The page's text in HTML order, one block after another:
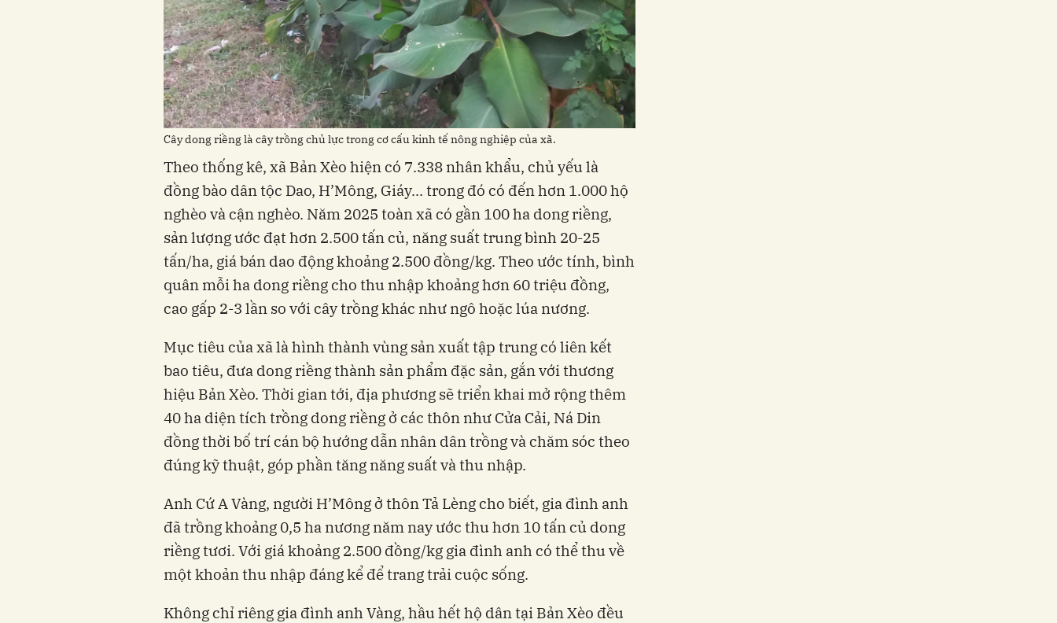
Cây dong riềng là cây trồng chủ lực trong cơ cấu kinh tế nông nghiệp của xã.
Theo thống kê, xã Bản Xèo hiện có 7.338 nhân khẩu, chủ yếu là
đồng bào dân tộc Dao, H’Mông, Giáy... trong đó có đến hơn 1.000 hộ
nghèo và cận nghèo. Năm 2025 toàn xã có gần 100 ha dong riềng,
sản lượng ước đạt hơn 2.500 tấn củ, năng suất trung bình 20-25
tấn/ha, giá bán dao động khoảng 2.500 đồng/kg. Theo ước tính, bình
quân mỗi ha dong riềng cho thu nhập khoảng hơn 60 triệu đồng,
cao gấp 2-3 lần so với cây trồng khác như ngô hoặc lúa nương.
Mục tiêu của xã là hình thành vùng sản xuất tập trung có liên kết
bao tiêu, đưa dong riềng thành sản phẩm đặc sản, gắn với thương
hiệu Bản Xèo. Thời gian tới, địa phương sẽ triển khai mở rộng thêm
40 ha diện tích trồng dong riềng ở các thôn như Cửa Cải, Ná Din
đồng thời bố trí cán bộ hướng dẫn nhân dân trồng và chăm sóc theo
đúng kỹ thuật, góp phần tăng năng suất và thu nhập.
Anh Cứ A Vàng, người H’Mông ở thôn Tả Lèng cho biết, gia đình anh
đã trồng khoảng 0,5 ha nương năm nay ước thu hơn 10 tấn củ dong
riềng tươi. Với giá khoảng 2.500 đồng/kg gia đình anh có thể thu về
một khoản thu nhập đáng kể để trang trải cuộc sống.
Không chỉ riêng gia đình anh Vàng, hầu hết hộ dân tại Bản Xèo đều